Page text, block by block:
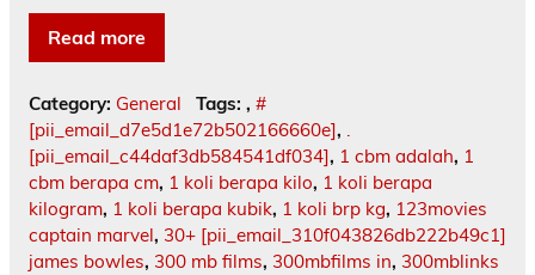
Read more
Category: General Tags: , #
[pii_email_d7e5d1e72b502166660e], .
[pii_email_c44daf3db584541df034], 1 cbm adalah, 1
cbm berapa cm, 1 koli berapa kilo, 1 koli berapa
kilogram, 1 koli berapa kubik, 1 koli brp kg, 123movies
captain marvel, 30+ [pii_email_310f043826db222b49c1]
james bowles, 300 mb films, 300mbfilms in, 300mblinks